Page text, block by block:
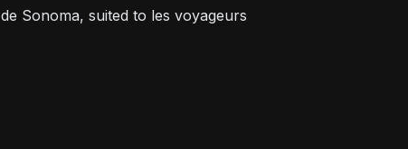
Sonoma, suited to les voyageurs